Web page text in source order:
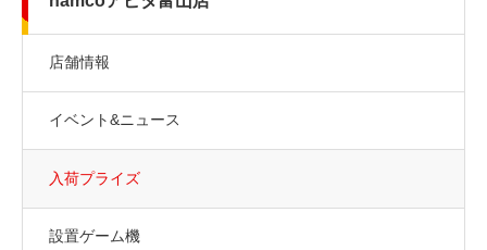
店舗情報
イベント&ニュース
入荷プライズ
設置ゲーム機